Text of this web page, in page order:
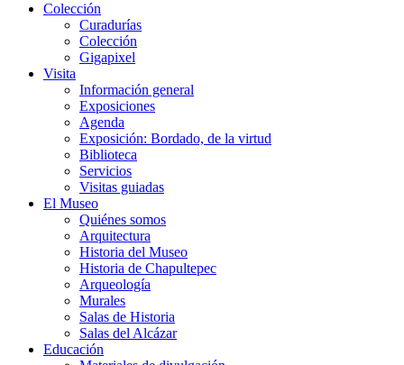
Colección
Curadurías
Colección
Gigapixel
Visita
Información general
Exposiciones
Agenda
Exposición: Bordado, de la virtud
Biblioteca
Servicios
Visitas guiadas
El Museo
Quiénes somos
Arquitectura
Historia del Museo
Historia de Chapultepec
Arqueología
Murales
Salas de Historia
Salas del Alcázar
Educación